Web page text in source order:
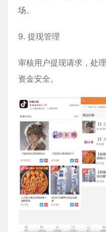
场。
9. 提现管理
审核用户提现请求，处
资金安全。